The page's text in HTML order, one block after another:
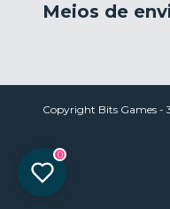
Meios de
Copyright Bits Games -
0